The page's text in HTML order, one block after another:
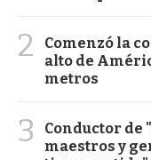
2
Comenzó la
alto de
metros
3
Conductor de
maestros y